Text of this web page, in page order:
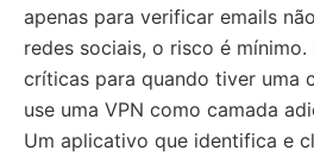
apenas para verificar emails
redes sociais, o risco é mínimo.
críticas para quando tiver uma
use uma VPN como camada
Um aplicativo que identifica e